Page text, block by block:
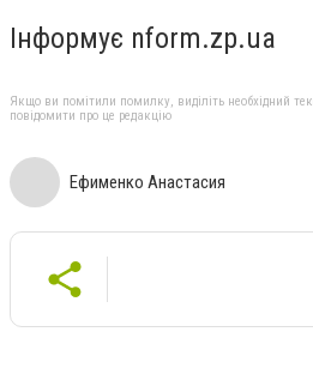
Інформує nform.zp.ua
Якщо ви помітили помилку, виділіть необхідний
повідомити про це редакцію
Ефименко Анастасия